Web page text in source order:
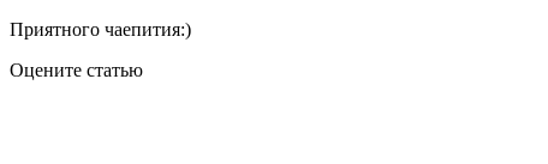
Приятного чаепития:)
Оцените статью